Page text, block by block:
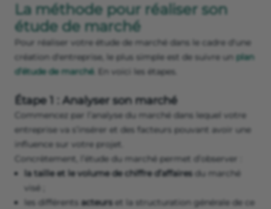
La méthode pour réaliser son
étude de marché
Pour réaliser votre étude de marché dans le cadre d'une
création d'entreprise, le plus simple est de suivre un plan
d’étude de marché. En voici les étapes.
Étape 1 : Analyser son marché
Commencez par l’analyse du marché dans lequel votre
entreprise va s’insérer et des facteurs pouvant avoir une
influence sur votre projet.
Concrètement, l’étude du marché permet d’observer :
la taille et le volume de chiffre d’affaires du marché
visé ;
les différents acteurs et la structuration générale de ce